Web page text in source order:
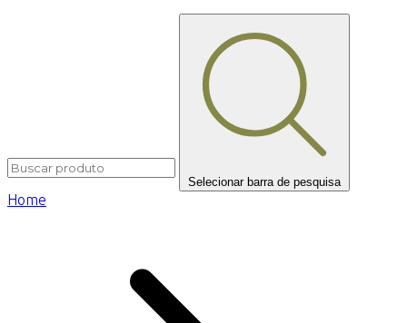
Selecionar barra de pesquisa
Home